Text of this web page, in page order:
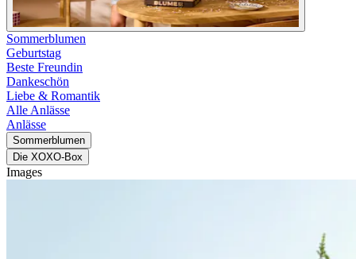
Sommerblumen
Geburtstag
Beste Freundin
Dankeschön
Liebe & Romantik
Alle Anlässe
Anlässe
Sommerblumen
Die XOXO-Box
Images